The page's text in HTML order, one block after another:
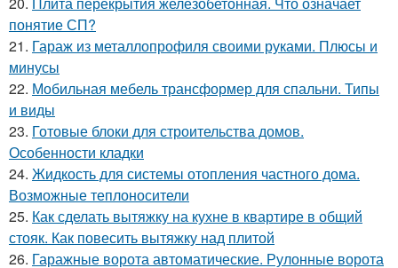
понятие СП?
21. Гараж из металлопрофиля своими руками. Плюсы и
минусы
22. Мобильная мебель трансформер для спальни. Типы
и виды
23. Готовые блоки для строительства домов.
Особенности кладки
24. Жидкость для системы отопления частного дома.
Возможные теплоносители
25. Как сделать вытяжку на кухне в квартире в общий
стояк. Как повесить вытяжку над плитой
26. Гаражные ворота автоматические. Рулонные ворота